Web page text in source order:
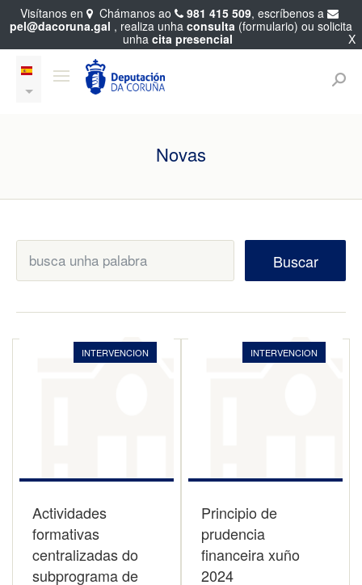
Novas
Buscar
INTERVENCION
Actividades
formativas
centralizadas do
subprograma de
INTERVENCION
Principio de
prudencia
financeira xuño
2024
Visítanos en Chámanos ao 981 415 509, escríbenos a
pel@dacoruna.gal , realiza unha consulta (formulario) ou solicita
unha cita presencial X